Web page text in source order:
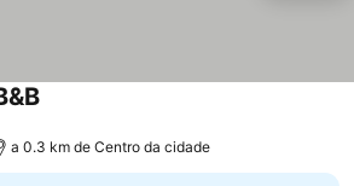
Ver preços
a 0.3 km de Centro da cidade